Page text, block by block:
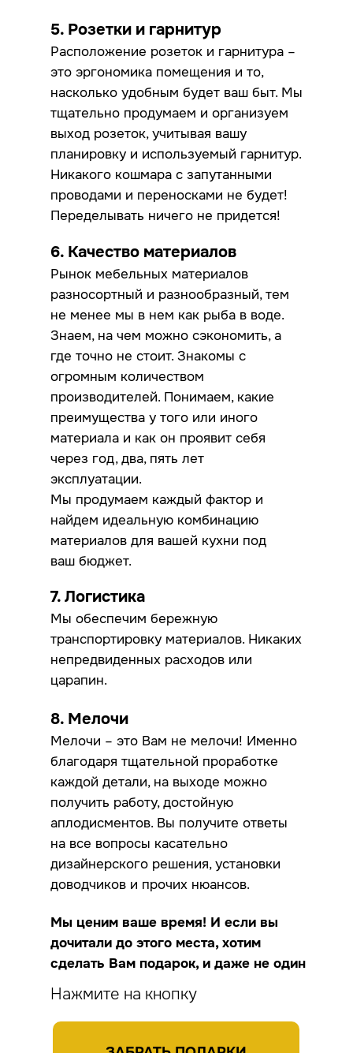
Нажмите на кнопку
Расположение розеток и гарнитура –
это эргономика помещения и то,
насколько удобным будет ваш быт. Мы
тщательно продумаем и организуем
выход розеток, учитывая вашу
планировку и используемый гарнитур.
Никакого кошмара с запутанными
проводами и переносками не будет!
Переделывать ничего не придется!
5. Розетки и гарнитур
Рынок мебельных материалов
разносортный и разнообразный, тем
не менее мы в нем как рыба в воде.
Знаем, на чем можно сэкономить, а
где точно не стоит. Знакомы с
огромным количеством
производителей. Понимаем, какие
преимущества у того или иного
материала и как он проявит себя
через год, два, пять лет
эксплуатации.
Мы продумаем каждый фактор и
найдем идеальную комбинацию
материалов для вашей кухни под
ваш бюджет.
6. Качество материалов
Мы обеспечим бережную
транспортировку материалов. Никаких
непредвиденных расходов или
царапин.
7. Логистика
Мелочи – это Вам не мелочи! Именно
благодаря тщательной проработке
каждой детали, на выходе можно
получить работу, достойную
аплодисментов. Вы получите ответы
на все вопросы касательно
дизайнерского решения, установки
доводчиков и прочих нюансов.
8. Мелочи
Мы ценим ваше время! И если вы
дочитали до этого места, хотим
сделать Вам подарок, и даже не один